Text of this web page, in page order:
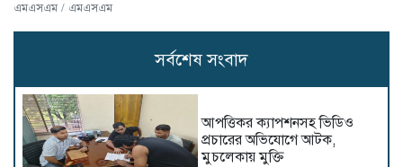
এমএসএম / এমএসএম
সর্বশেষ সংবাদ
আপত্তিকর ক্যাপশনসহ ভিডিও
প্রচারের অভিযোগে আটক,
মুচলেকায় মুক্তি